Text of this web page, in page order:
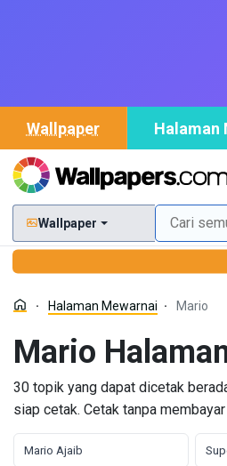
Wallpaper Halaman
Wallpaper
Halaman Mewarnai Mario
Mario
30 topik yang dapat dicetak
siap cetak. Cetak tanpa
Mario Ajaib